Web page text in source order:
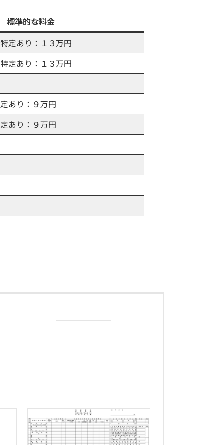
標準的な料金
定あり：１３万円
定あり：１３万円
あり：９万円
あり：９万円